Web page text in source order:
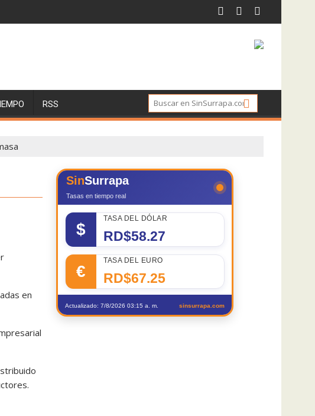
RSS
en
SinSurrapa
Tasas en tiempo real
$
TASA DEL DÓLAR
RD$58.27
€
TASA DEL EURO
RD$67.25
Actualizado: 7/8/2026 03:15 a. m. sinsurrapa.com